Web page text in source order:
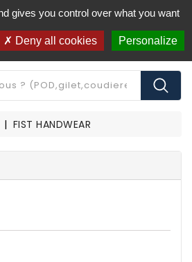
à partir de 250€ d'achat (*)
FIST HANDWEAR
gives you control over what you want
Deny all cookies Personalize